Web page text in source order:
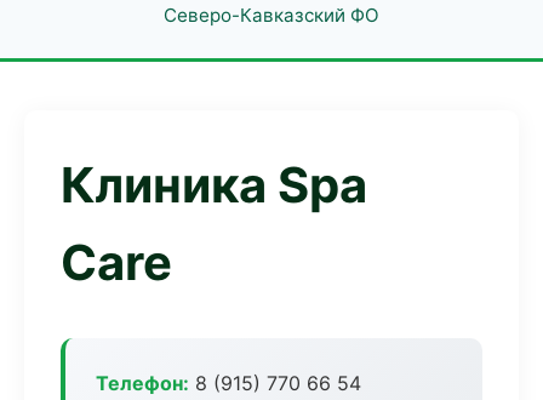
Северо-Кавказский ФО
Клиника Spa
Care
Телефон: 8 (915) 770 66 54